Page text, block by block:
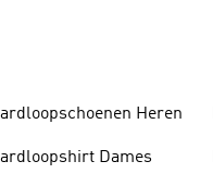
Heren
Dames